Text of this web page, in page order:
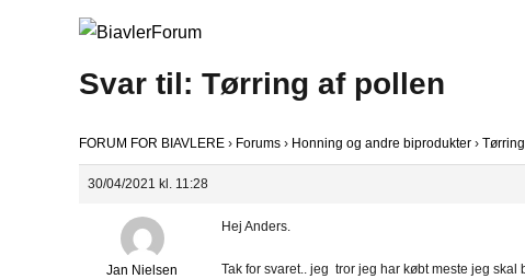
Svar til: Tørring af pollen
FORUM FOR BIAVLERE › Forums › Honning og andre biprodukter ›
30/04/2021 kl. 11:28
Jan Nielsen
Hej Anders.
Tak for svaret.. jeg tror jeg har købt meste jeg